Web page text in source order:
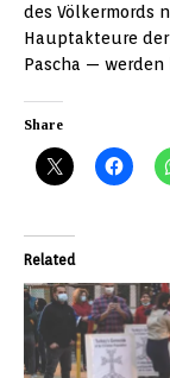
des Völkermords
Hauptakteure
Pascha —
Share
Related